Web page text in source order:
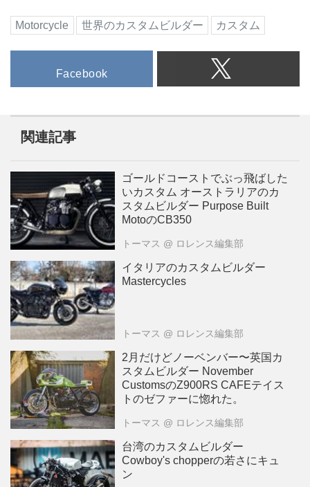
Motorcycle 世界のカスタムビルダー カスタム
Facebook
関連記事
ゴールドコーストでぶっ飛ばした
いカスタム オーストラリアのカ
スタムビルダー Purpose Built
MotoのCB350
トーマス @ ロレンス編集部
イタリアのカスタムビルダー
Mastercycles
トーマス @ ロレンス編集部
2月だけどノーベンバー〜英国カ
スタムビルダー November
CustomsのZ900RS CAFEテイス
トのゼファーに惚れた。
トーマス @ ロレンス編集部
台湾のカスタムビルダー
Cowboy's chopperの若さにキュ
ン